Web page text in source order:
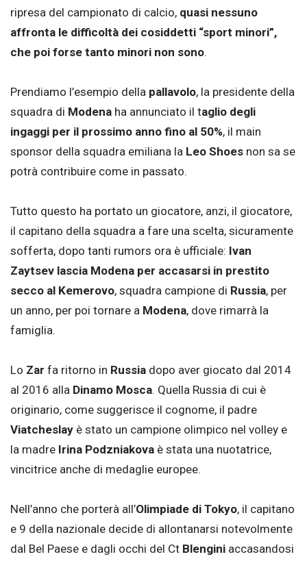
ripresa del campionato di calcio, quasi nessuno
affronta le difficoltà dei cosiddetti “sport minori”,
che poi forse tanto minori non sono.
Prendiamo l’esempio della pallavolo, la presidente della
squadra di Modena ha annunciato il taglio degli
ingaggi per il prossimo anno fino al 50%, il main
sponsor della squadra emiliana la Leo Shoes non sa se
potrà contribuire come in passato.
Tutto questo ha portato un giocatore, anzi, il giocatore,
il capitano della squadra a fare una scelta, sicuramente
sofferta, dopo tanti rumors ora è ufficiale: Ivan
Zaytsev lascia Modena per accasarsi in prestito
secco al Kemerovo, squadra campione di Russia, per
un anno, per poi tornare a Modena, dove rimarrà la
famiglia.
Lo Zar fa ritorno in Russia dopo aver giocato dal 2014
al 2016 alla Dinamo Mosca. Quella Russia di cui è
originario, come suggerisce il cognome, il padre
Viatcheslay è stato un campione olimpico nel volley e
la madre Irina Podzniakova è stata una nuotatrice,
vincitrice anche di medaglie europee.
Nell’anno che porterà all’Olimpiade di Tokyo, il capitano
e 9 della nazionale decide di allontanarsi notevolmente
dal Bel Paese e dagli occhi del Ct Blengini accasandosi